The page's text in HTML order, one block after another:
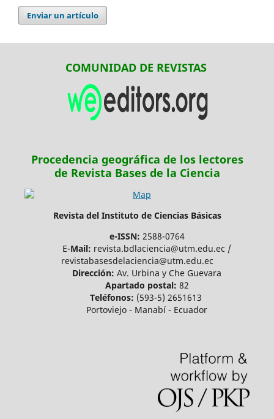
Enviar un artículo
COMUNIDAD DE REVISTAS
Procedencia geográfica de los lectores
de Revista Bases de la Ciencia
Revista del Instituto de Ciencias Básicas
e-ISSN: 2588-0764
E-Mail: revista.bdlaciencia@utm.edu.ec /
revistabasesdelaciencia@utm.edu.ec
Dirección: Av. Urbina y Che Guevara
Apartado postal: 82
Teléfonos: (593-5) 2651613
Portoviejo - Manabí - Ecuador